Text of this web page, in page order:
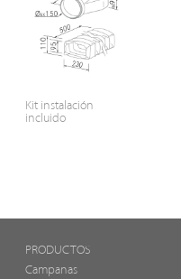
Kit instalación
incluido
PRODUCTOS
Campanas